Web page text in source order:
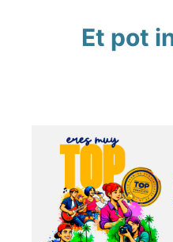
Et pot